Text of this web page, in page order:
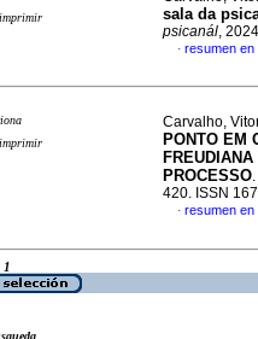
sala da
psicanál,
· resumen en
Carvalho,
PONTO EM
PROCESSO.
420. ISSN
· resumen en
1